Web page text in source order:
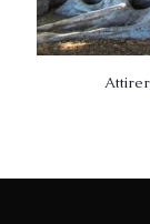
Attirer